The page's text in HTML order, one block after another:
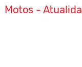
Motos -